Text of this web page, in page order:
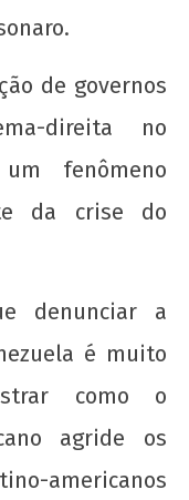
que
ao
de governos
direita no
fenômeno
da crise do
denunciar a
é muito
como o
agride os
americanos